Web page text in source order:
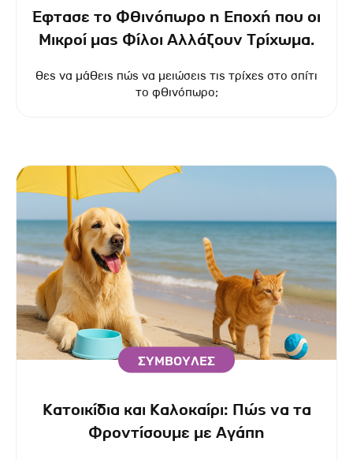
Έφτασε το Φθινόπωρο η Εποχή που οι
Μικροί μας Φίλοι Αλλάζουν Τρίχωμα.
Θες να μάθεις πώς να μειώσεις τις τρίχες στο σπίτι
το φθινόπωρο;
ΣΥΜΒΟΥΛΕΣ
Κατοικίδια και Καλοκαίρι: Πώς να τα
Φροντίσουμε με Αγάπη